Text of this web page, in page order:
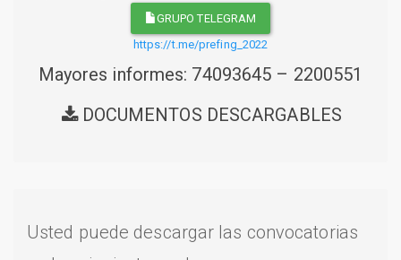
GRUPO TELEGRAM
https://t.me/prefing_2022
Mayores informes: 74093645 – 2200551
DOCUMENTOS DESCARGABLES
Usted puede descargar las convocatorias